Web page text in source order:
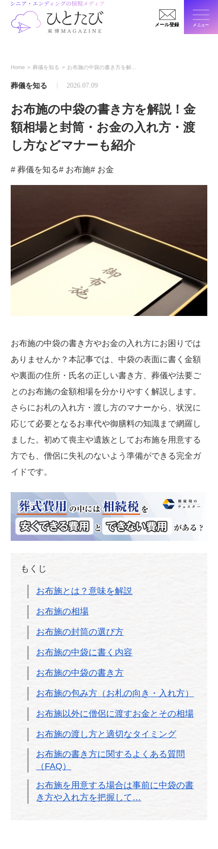
メール登録 メニュー
Home 葬儀を知る お布施の中袋の書き方を解...
葬儀を知る 2026.07.09
お布施の中袋の書き方を解説！金
額相場と封筒・お金の入れ方・渡
し方などマナーも紹介
# 葬儀を知る# お布施# お金
お布施の中袋の書き方やお金の入れ方にお困りでは
ありませんか？本記事では、中袋の表面に書く金額
や裏面の住所・氏名の正しい書き方、葬儀や法要ご
とのお布施の金額相場を分かりやすく解説します。
さらにお札の入れ方・渡し方のマナーから、状況に
応じて必要となるお車代や御膳料の知識まで網羅し
ました。初めて喪主や遺族としてお布施を用意する
方でも、僧侶に失礼のないよう準備ができる完全ガ
イドです。
もくじ
お布施とは？意味を解説
お布施の相場
お布施の封筒の選び方
お布施の中袋に書く内容
お布施の中袋の書き方
お布施の包み方（お札の向き・入れ方）
お布施以外に僧侶に渡すお金とその相場
お布施の渡し方と適切なタイミング
お布施の書き方に関するよくある質問
（FAQ）
お布施を用意する場合は事前に中袋の書
き方や入れ方を把握して…